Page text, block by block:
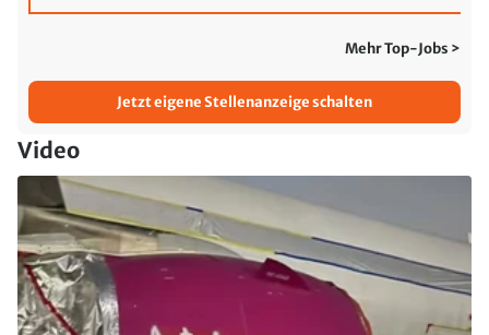
Mehr Top-Jobs >
Jetzt eigene Stellenanzeige schalten
Video